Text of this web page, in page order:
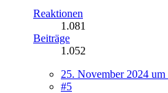
Reaktionen
1.081
Beiträge
1.052
25. November 2024 um
#5